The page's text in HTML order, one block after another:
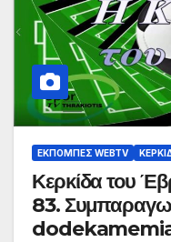
ΕΚΠΟΜΠΈΣ WEBTV
Κερκίδα του
83.